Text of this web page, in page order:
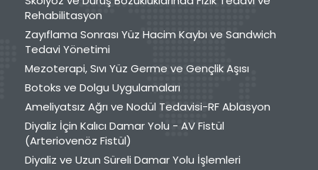
Rehabilitasyon
Zayıflama Sonrası Yüz Hacim Kaybı ve Sandwich
Tedavi Yönetimi
Mezoterapi, Sıvı Yüz Germe ve Gençlik Aşısı
Botoks ve Dolgu Uygulamaları
Ameliyatsız Ağrı ve Nodül Tedavisi-RF Ablasyon
Diyaliz İçin Kalıcı Damar Yolu - AV Fistül
(Arteriovenöz Fistül)
Diyaliz ve Uzun Süreli Damar Yolu İşlemleri